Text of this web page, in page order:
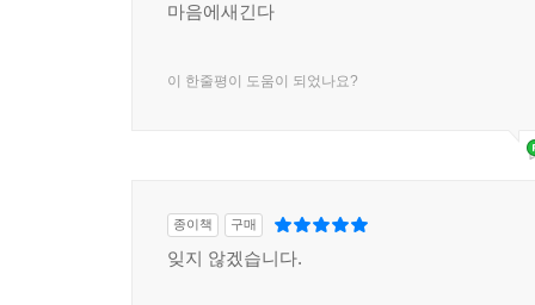
마음에새긴다
이 한줄평이 도움이 되었나요?
종이책 구매
잊지 않겠습니다.